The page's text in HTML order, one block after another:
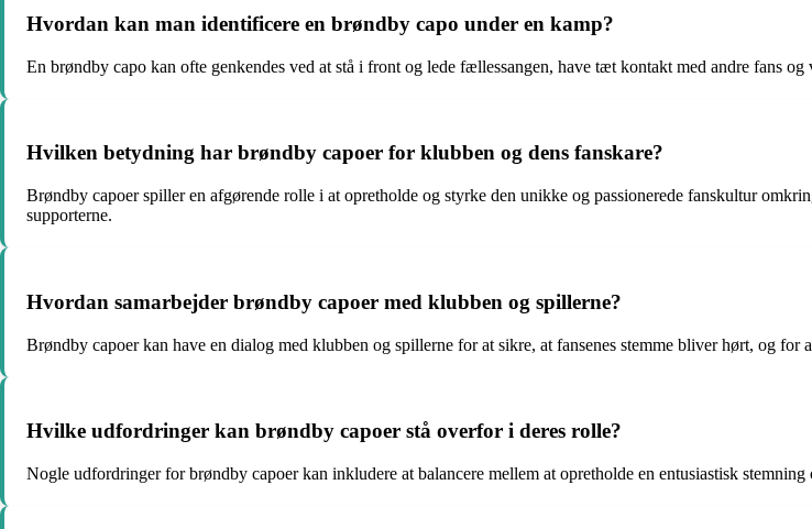
Hvordan kan man identificere en brøndby capo under en kamp?
En brøndby capo kan ofte genkendes ved at stå i front og lede fællessangen, have tæt kontakt med andre fans
Hvilken betydning har brøndby capoer for klubben og dens fanskare?
Brøndby capoer spiller en afgørende rolle i at opretholde og styrke den unikke og passionerede fanskultur
supporterne.
Hvordan samarbejder brøndby capoer med klubben og spillerne?
Brøndby capoer kan have en dialog med klubben og spillerne for at sikre, at fansenes stemme bliver hørt, og
Hvilke udfordringer kan brøndby capoer stå overfor i deres rolle?
Nogle udfordringer for brøndby capoer kan inkludere at balancere mellem at opretholde en entusiastisk